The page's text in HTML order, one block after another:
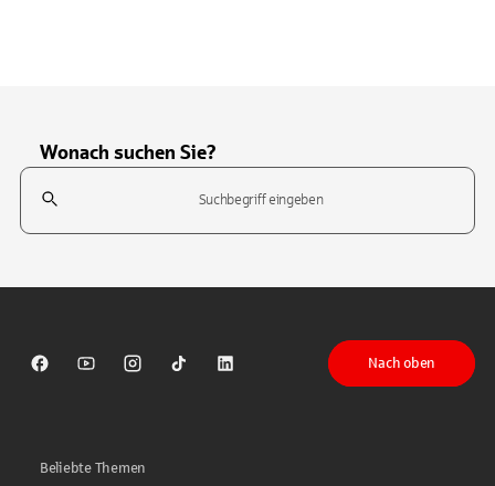
Wonach suchen Sie?
Suchfeld
Sparkasse auf Facebook
Sparkasse auf Youtube
Sparkasse auf Instagram
Sparkasse auf TikTok
Sparkasse auf LinkedIn
Nach oben
Beliebte Themen